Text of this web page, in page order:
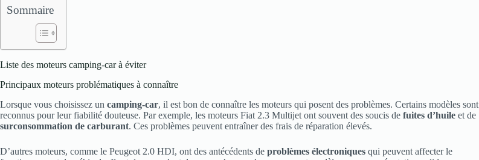
Sommaire
Liste des moteurs camping-car à éviter
Principaux moteurs problématiques à connaître
Lorsque vous choisissez un camping-car, il est bon de connaître les moteurs qui posent des problèmes. Certains modèles sont
reconnus pour leur fiabilité douteuse. Par exemple, les moteurs Fiat 2.3 Multijet ont souvent des soucis de fuites d’huile et de
surconsommation de carburant. Ces problèmes peuvent entraîner des frais de réparation élevés.
D’autres moteurs, comme le Peugeot 2.0 HDI, ont des antécédents de problèmes électroniques qui peuvent affecter le